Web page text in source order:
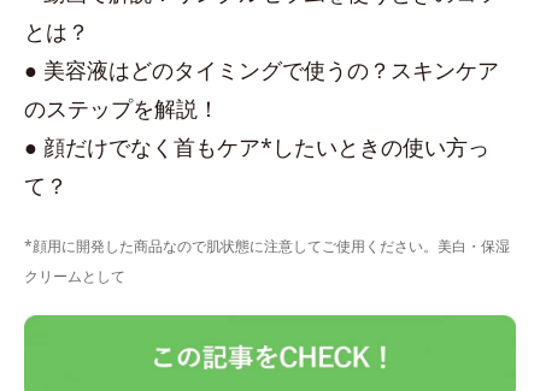
とは？
● 美容液はどのタイミングで使うの？スキンケア
のステップを解説！
● 顔だけでなく首もケア*したいときの使い方っ
て？
*顔用に開発した商品なので肌状態に注意してご使用ください。美白・保湿
クリームとして